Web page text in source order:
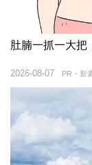
肚腩一抓一大把
PR・新
2026-08-07